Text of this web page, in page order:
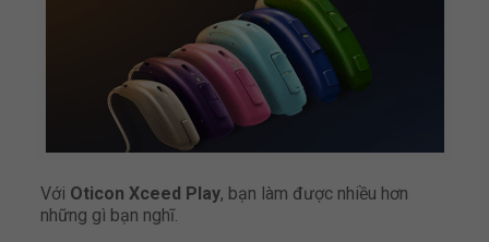
Với Oticon Xceed Play, bạn làm được nhiều hơn
những gì bạn nghĩ.